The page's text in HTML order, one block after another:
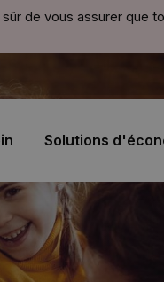
de vous assurer que
Solutions